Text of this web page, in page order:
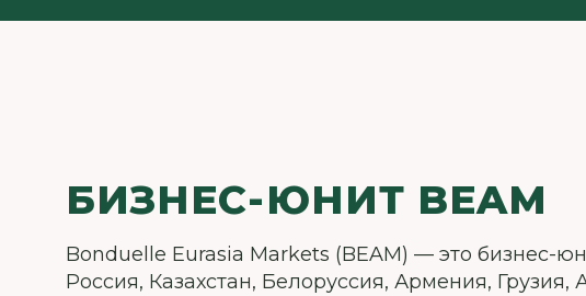
БИЗНЕС-ЮНИТ BEAM
Bonduelle Eurasia Markets (BEAM) — это бизнес-
Россия, Казахстан, Белоруссия, Армения,